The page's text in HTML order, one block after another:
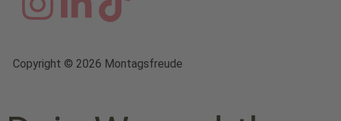
Copyright © 2026 Montagsfreude